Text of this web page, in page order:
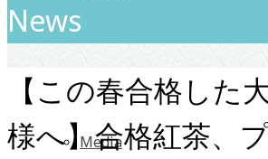
Media
News
【この春合格した
様へ】合格紅茶、